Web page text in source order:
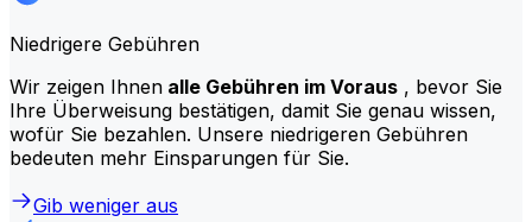
Niedrigere Gebühren
Wir zeigen Ihnen alle Gebühren im Voraus , bevor Sie
Ihre Überweisung bestätigen, damit Sie genau wissen,
wofür Sie bezahlen. Unsere niedrigeren Gebühren
bedeuten mehr Einsparungen für Sie.
Gib weniger aus